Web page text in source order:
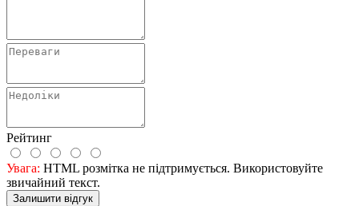
Рейтинг
Увага: HTML розмітка не підтримується. Використовуйте
звичайний текст.
Залишити відгук